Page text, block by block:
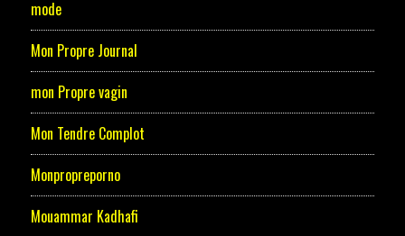
mode
Mon Propre Journal
mon Propre vagin
Mon Tendre Complot
Monpropreporno
Mouammar Kadhafi